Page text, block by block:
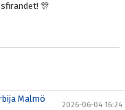
🎊
Malmö
2026-06-04 16:24